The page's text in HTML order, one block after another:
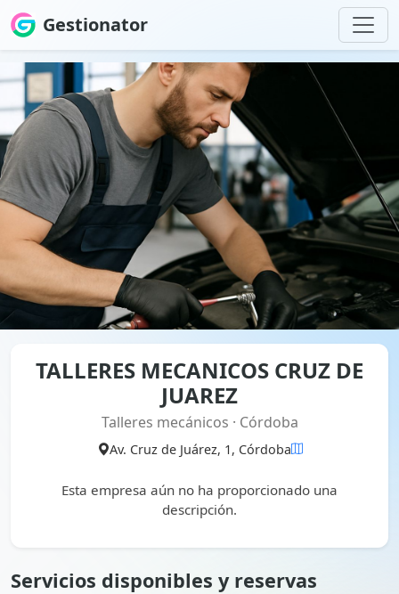
Gestionator
TALLERES MECANICOS CRUZ DE
JUAREZ
Talleres mecánicos · Córdoba
Av. Cruz de Juárez, 1, Córdoba
Esta empresa aún no ha proporcionado una
descripción.
Servicios disponibles y reservas